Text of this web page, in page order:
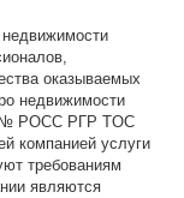
оказываемых
недвижимости
№ РОСС РГР TОС
компанией услуги
требованиям
являются